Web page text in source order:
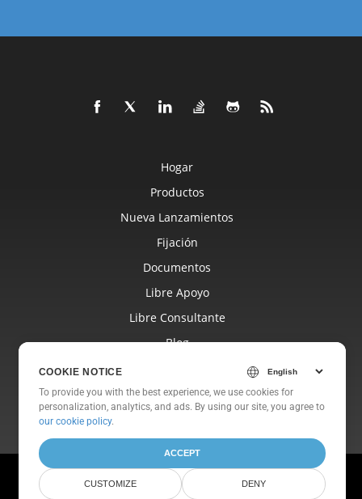
Hogar
Productos
Nueva Lanzamientos
Fijación
Documentos
Libre Apoyo
Libre Consultante
Blog
Sobre
© Aspose Pty Ltd 2001-2026. Reservados todos los derechos.
Términos de Uso
COOKIE NOTICE
To provide you with the best experience, we use cookies for
personalization, analytics, and ads. By using our site, you agree to
our cookie policy.
ACCEPT
CUSTOMIZE DENY